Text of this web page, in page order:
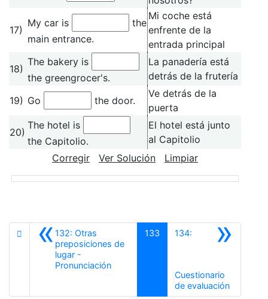
17)
My car is
the
main entrance.
Mi coche está
enfrente de la
entrada principal
18)
The bakery is
the greengrocer's.
La panadería está
detrás de la frutería
19) Go the door.
Ve detrás de la
puerta
20)
The hotel is
the Capitolio.
El hotel está junto
al Capitolio
Corregir
Ver Solución Limpiar
«132: Otras
preposiciones de
lugar -
PronunciaciónAnterior
133 »
134:
Cuestionario
de evaluaciónSiguiente